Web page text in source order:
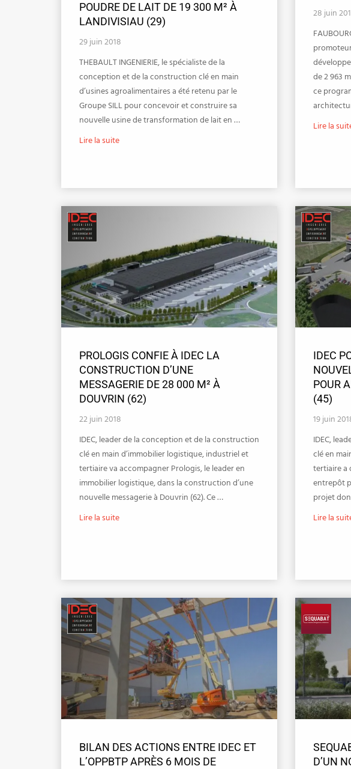
POUDRE DE LAIT DE 19 300 M² À
LANDIVISIAU (29)
29 juin 2018
THEBAULT INGENIERIE, le spécialiste de la
conception et de la construction clé en main
d’usines agroalimentaires a été retenu par le
Groupe SILL pour concevoir et construire sa
nouvelle usine de transformation de lait en …
Lire la suite
28 juin
de 2 963
ce
Lire la
PROLOGIS CONFIE À IDEC LA
CONSTRUCTION D’UNE
MESSAGERIE DE 28 000 M² À
DOUVRIN (62)
22 juin 2018
IDEC, leader de la conception et de la construction
clé en main d’immobilier logistique, industriel et
tertiaire va accompagner Prologis, le leader en
immobilier logistique, dans la construction d’une
nouvelle messagerie à Douvrin (62). Ce …
Lire la suite
IDEC
POUR
(45)
19 juin
IDEC,
clé en
tertiaire a
entrepôt
projet
Lire la
BILAN DES ACTIONS ENTRE IDEC ET
L’OPPBTP APRÈS 6 MOIS DE
D’UN